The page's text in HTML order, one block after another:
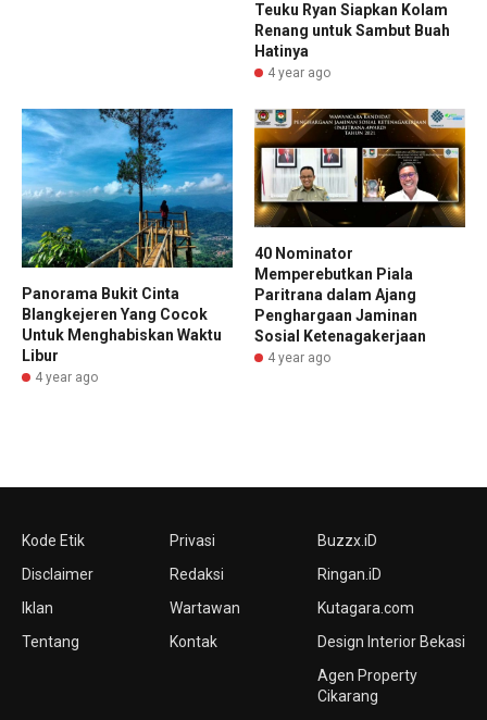
Teuku Ryan Siapkan Kolam
Renang untuk Sambut Buah
Hatinya
4 year ago
Panorama Bukit Cinta
Blangkejeren Yang Cocok
Untuk Menghabiskan Waktu
Libur
4 year ago
40 Nominator
Memperebutkan Piala
Paritrana dalam Ajang
Penghargaan Jaminan
Sosial Ketenagakerjaan
4 year ago
Kode Etik
Disclaimer
Iklan
Tentang
Privasi
Redaksi
Wartawan
Kontak
Buzzx.iD
Ringan.iD
Kutagara.com
Design Interior Bekasi
Agen Property
Cikarang